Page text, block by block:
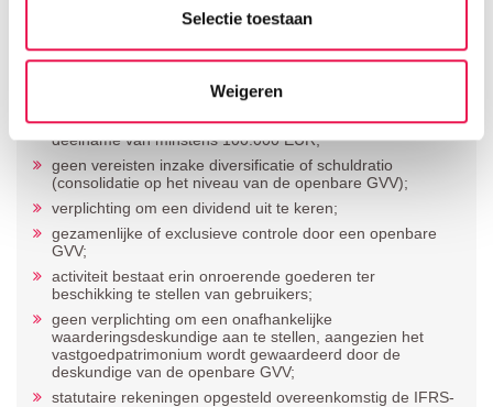
Selectie toestaan
Weigeren
De voornaamste kenmerken van de institutionele GVV zijn :
niet-genoteerde vennootschap en meer dan 25 %
aandelen op naam die in handen zijn van in aanmerking
komende beleggers of van particulieren met een
deelname van minstens 100.000 EUR;
geen vereisten inzake diversificatie of schuldratio
(consolidatie op het niveau van de openbare GVV);
verplichting om een dividend uit te keren;
gezamenlijke of exclusieve controle door een openbare
GVV;
activiteit bestaat erin onroerende goederen ter
beschikking te stellen van gebruikers;
geen verplichting om een onafhankelijke
waarderingsdeskundige aan te stellen, aangezien het
vastgoedpatrimonium wordt gewaardeerd door de
deskundige van de openbare GVV;
statutaire rekeningen opgesteld overeenkomstig de IFRS-